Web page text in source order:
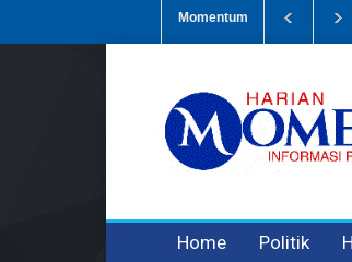
Momentum
Home Politik